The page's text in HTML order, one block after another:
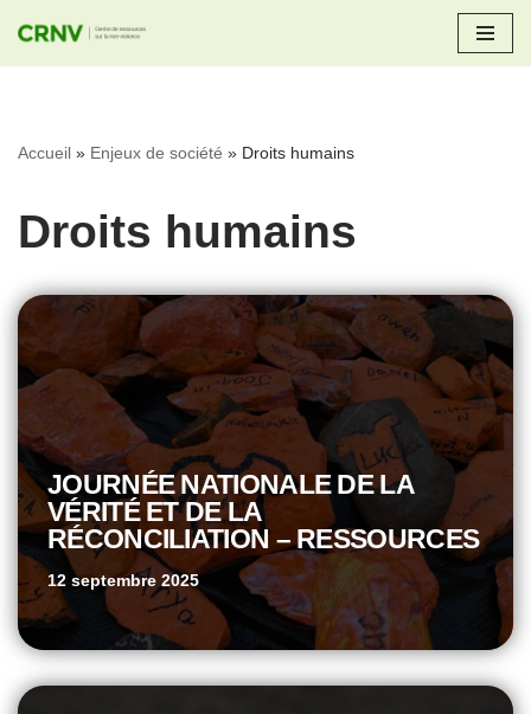
Aller
Accueil » Enjeux de société » Droits humains
Droits humains
JOURNÉE NATIONALE DE LA
VÉRITÉ ET DE LA
RÉCONCILIATION – RESSOURCES
12 septembre 2025